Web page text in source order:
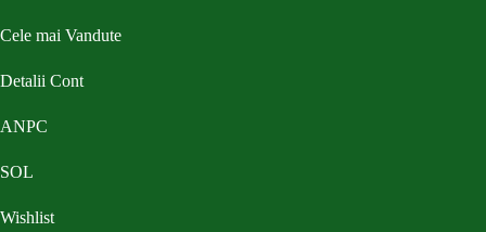
Cele mai Vandute
Detalii Cont
ANPC
SOL
Wishlist